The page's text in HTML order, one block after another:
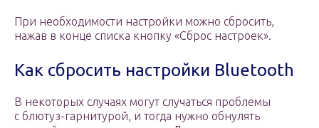
При необходимости настройки можно сбросить,
нажав в конце списка кнопку «Сброс настроек».
Как сбросить настройки Bluetooth
В некоторых случаях могут случаться проблемы
с блютуз-гарнитурой, и тогда нужно обнулять